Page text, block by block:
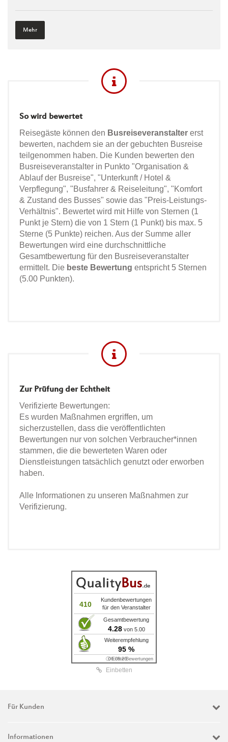
Mehr
So wird bewertet
Reisegäste können den Busreiseveranstalter erst
bewerten, nachdem sie an der gebuchten Busreise
teilgenommen haben. Die Kunden bewerten den
Busreiseveranstalter in Punkto "Organisation &
Ablauf der Busreise", "Unterkunft / Hotel &
Verpflegung", "Busfahrer & Reiseleitung", "Komfort
& Zustand des Busses" sowie das "Preis-Leistungs-
Verhältnis". Bewertet wird mit Hilfe von Sternen (1
Punkt je Stern) die von 1 Stern (1 Punkt) bis max. 5
Sterne (5 Punkte) reichen. Aus der Summe aller
Bewertungen wird eine durchschnittliche
Gesamtbewertung für den Busreiseveranstalter
ermittelt. Die beste Bewertung entspricht 5 Sternen
(5.00 Punkten).
Zur Prüfung der Echtheit
Verifizierte Bewertungen:
Es wurden Maßnahmen ergriffen, um
sicherzustellen, dass die veröffentlichten
Bewertungen nur von solchen Verbraucher*innen
stammen, die die bewerteten Waren oder
Dienstleistungen tatsächlich genutzt oder erworben
haben.
Alle Informationen zu unseren Maßnahmen zur
Verifizierung.
410
Kundenbewertungen
für den Veranstalter
Gesamtbewertung
4.28von 5.00
Weiterempfehlung
95 %
06.08.26
ⓘ Echte Bewertungen
Einbetten
Für Kunden
Informationen